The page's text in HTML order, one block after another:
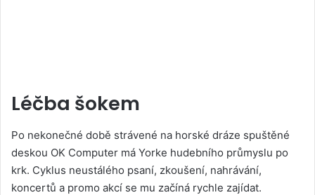
Léčba šokem
Po nekonečné době strávené na horské dráze spuštěné
deskou OK Computer má Yorke hudebního průmyslu po
krk. Cyklus neustálého psaní, zkoušení, nahrávání,
koncertů a promo akcí se mu začíná rychle zajídat.